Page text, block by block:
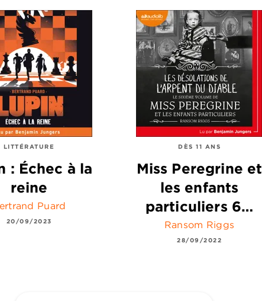
LITTÉRATURE
: Échec à la
reine
Puard
20/09/2023
DÈS 11 ANS
Miss Peregrine et
les enfants
particuliers 6…
Ransom Riggs
28/09/2022